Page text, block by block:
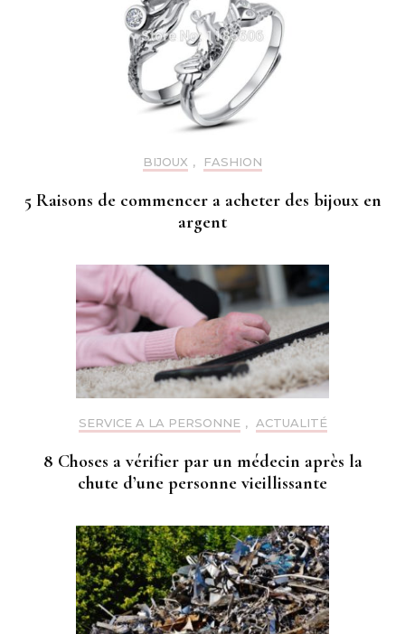
BIJOUX , FASHION
5 Raisons de commencer a acheter des bijoux en
argent
SERVICE A LA PERSONNE , ACTUALITÉ
8 Choses a vérifier par un médecin après la
chute d’une personne vieillissante